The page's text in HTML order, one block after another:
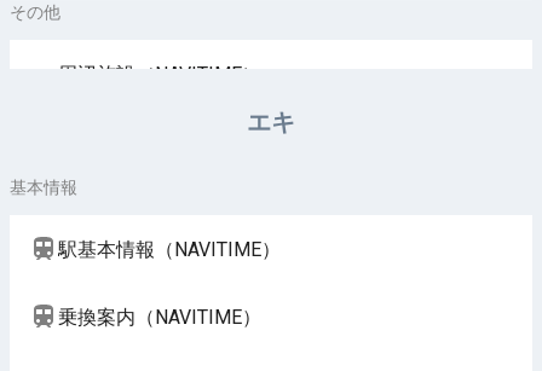
その他
周辺施設（NAVITIME）
エキ
基本情報
駅基本情報（NAVITIME）
乗換案内（NAVITIME）